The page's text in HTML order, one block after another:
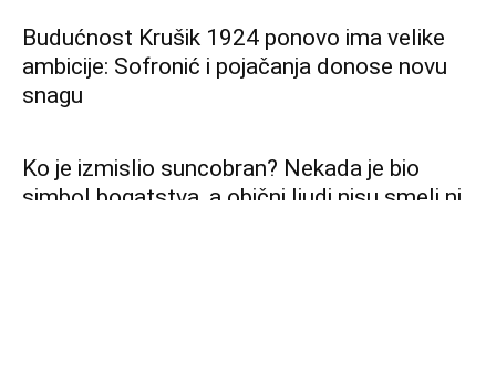
Tabaković povodom 14 godina na čelu NBS:
Trajno unapređeni poslovni ambijent i